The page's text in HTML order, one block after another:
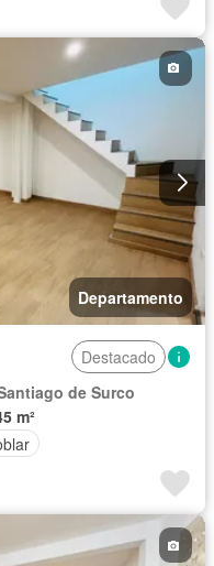
Departamento
Destacado
de Surco
m²